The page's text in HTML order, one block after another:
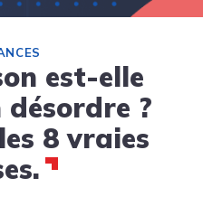
est-elle
?
8 vraies